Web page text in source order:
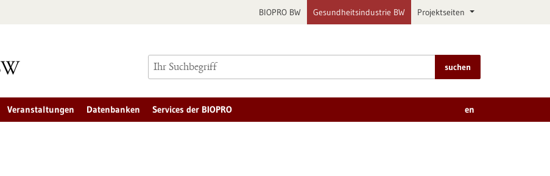
BIOPRO BW Gesundheitsindustrie BW Projektseiten
suchen
Veranstaltungen Datenbanken Services der BIOPRO en